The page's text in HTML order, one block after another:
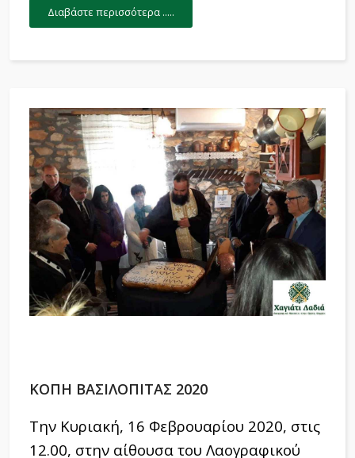
Διαβάστε περισσότερα .....
ΚΟΠΗ ΒΑΣΙΛΟΠΙΤΑΣ 2020
Την Κυριακή, 16 Φεβρουαρίου 2020, στις
12.00, στην αίθουσα του Λαογραφικού